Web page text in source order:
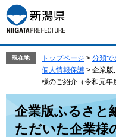
ー
ジ
の
す。
ニ
ュ
ー
し
現在地 トップページ > 分類で
個人情報保護 > 企業版
様のご紹介（令和元年
企業版ふるさと
ただいた企業様